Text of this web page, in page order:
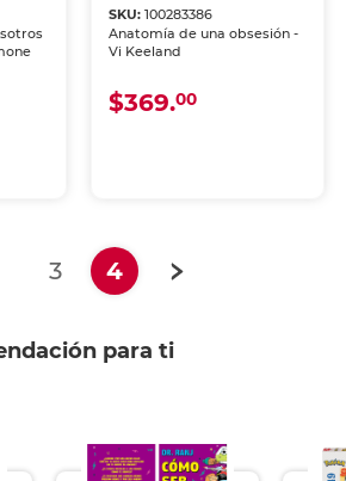
SKU: 100283386
Anatomía de una obsesión -
Vi Keeland
$369.00
3 4(current)
para ti